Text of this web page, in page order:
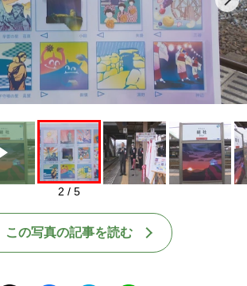
Play
2 / 5
この写真の記事を読む